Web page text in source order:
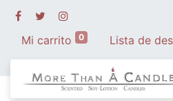
Mi carrito 0 Lista de